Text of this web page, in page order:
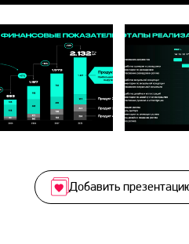
Добавить